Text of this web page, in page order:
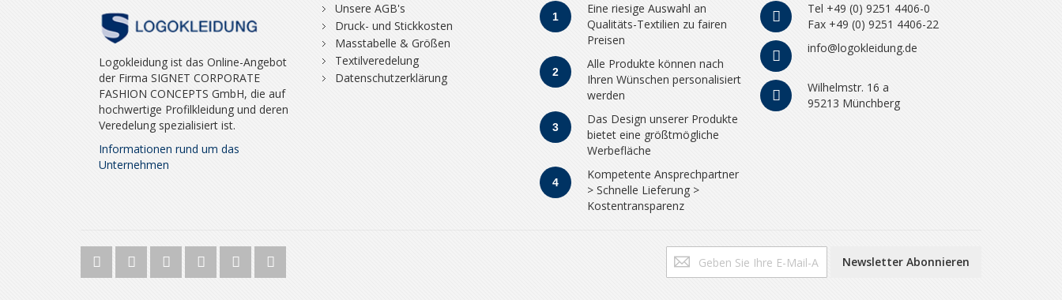
Logokleidung ist das Online-Angebot
der Firma SIGNET CORPORATE
FASHION CONCEPTS GmbH, die auf
hochwertige Profilkleidung und deren
Veredelung spezialisiert ist.
Informationen rund um das
Unternehmen
Unsere AGB's
Druck- und Stickkosten
Masstabelle & Größen
Textilveredelung
Datenschutzerklärung
1
Eine riesige Auswahl an
Qualitäts-Textilien zu fairen
Preisen
2
Alle Produkte können nach
Ihren Wünschen personalisiert
werden
3
Das Design unserer Produkte
bietet eine größtmögliche
Werbefläche
4
Kompetente Ansprechpartner
> Schnelle Lieferung >
Kostentransparenz
Tel +49 (0) 9251 4406-0
Fax +49 (0) 9251 4406-22
info@logokleidung.de
Wilhelmstr. 16 a
95213 Münchberg
Melden
Sie
Newsletter Abonnieren